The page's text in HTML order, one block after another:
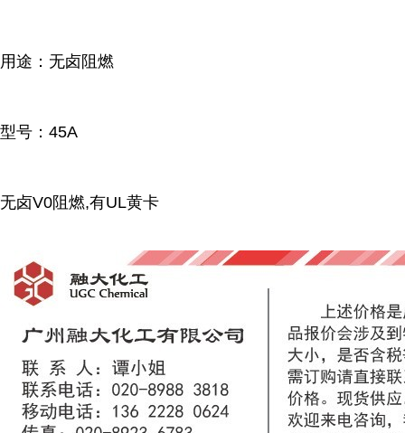
用途：无卤阻燃
型号：45A
无卤V0阻燃,有UL黄卡